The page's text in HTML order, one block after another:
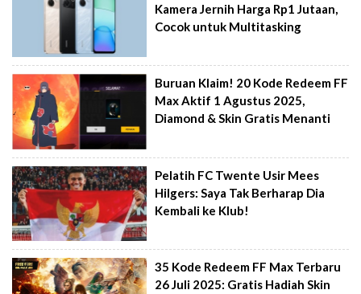
Kamera Jernih Harga Rp1 Jutaan,
Cocok untuk Multitasking
Buruan Klaim! 20 Kode Redeem FF
Max Aktif 1 Agustus 2025,
Diamond & Skin Gratis Menanti
Pelatih FC Twente Usir Mees
Hilgers: Saya Tak Berharap Dia
Kembali ke Klub!
35 Kode Redeem FF Max Terbaru
26 Juli 2025: Gratis Hadiah Skin